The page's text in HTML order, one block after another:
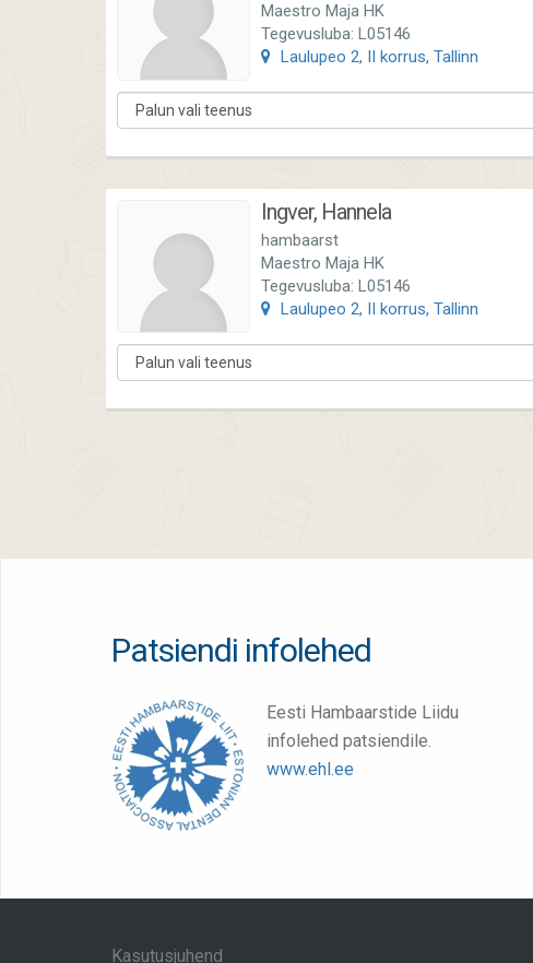
Maestro Maja HK
Tegevusluba: L05146
Laulupeo 2, II korrus, Tallinn
Ingver, Hannela
hambaarst
Maestro Maja HK
Tegevusluba: L05146
Laulupeo 2, II korrus, Tallinn
Patsiendi infolehed
Eesti Hambaarstide Liidu
infolehed patsiendile.
www.ehl.ee
Kasutusjuhend